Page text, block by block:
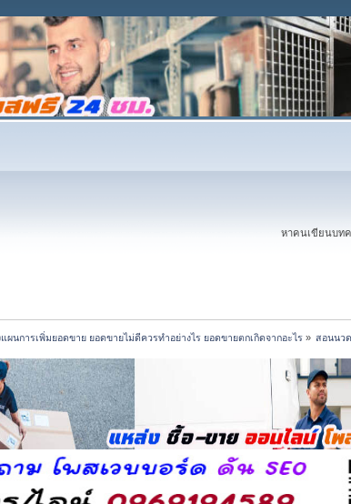
หาคนเขียนบทค
นการเพิ่มยอดขาย ยอดขายไม่ดีควรทำอย่างไร ยอดขายตกเกิดจากอะไร» สอนนว